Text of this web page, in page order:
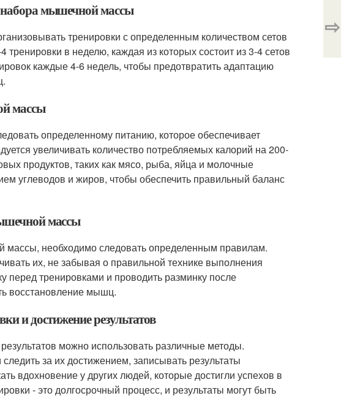
набора мышечной массы
тренировки с определенным количеством сетов
в неделю, каждая из которых состоит из 3-4 сетов
каждые 4-6 недель, чтобы предотвратить адаптацию
массы
определенному питанию, которое обеспечивает
увеличивать количество потребляемых калорий на 200-
продуктов, таких как мясо, рыба, яйца и молочные
углеводов и жиров, чтобы обеспечить правильный баланс
массы
необходимо следовать определенным правилам.
их, не забывая о правильной технике выполнения
тренировками и проводить разминку после
восстановление мышц.
и достижение результатов
можно использовать различные методы.
за их достижением, записывать результаты
вдохновение у других людей, которые достигли успехов в
- это долгосрочный процесс, и результаты могут быть
⇨